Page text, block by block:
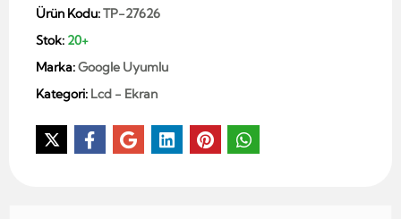
Ürün Kodu:TP-27626
Stok: 20+
Marka:Google Uyumlu
Kategori: Lcd - Ekran